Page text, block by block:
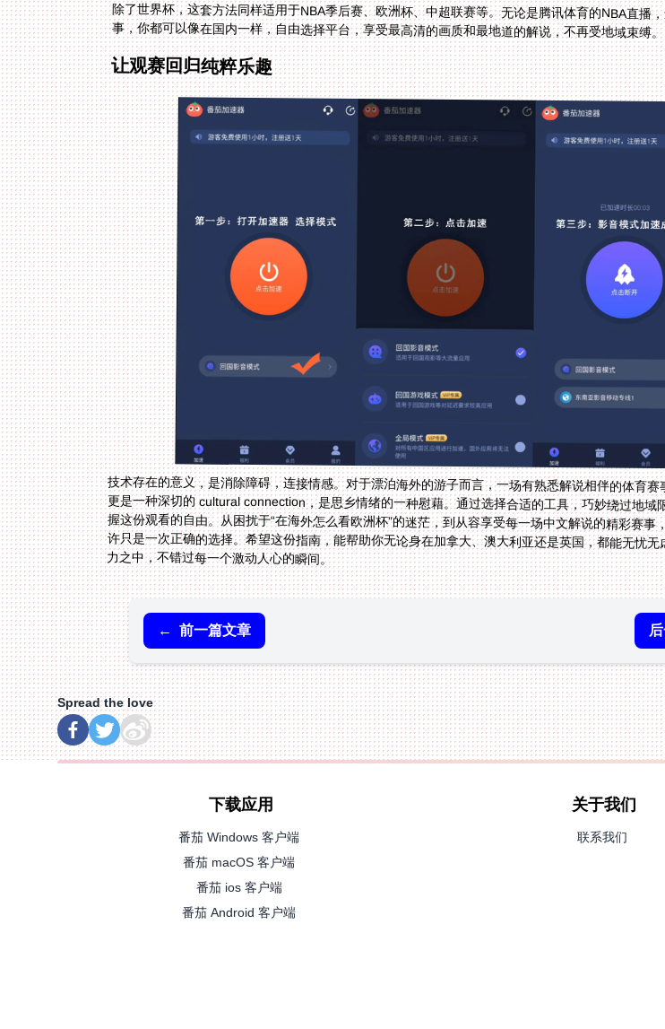
除了世界杯，这套方法同样适用于NBA季后赛、欧洲杯、中超联赛等。无论是腾讯体育的NBA直播
事，你都可以像在国内一样，自由选择平台，享受最高清的画质和最地道的解说，不再受地域束缚。
让观赛回归纯粹乐趣
技术存在的意义，是消除障碍，连接情感。对于漂泊海外的游子而言，一场有熟悉解说相伴的体育
更是一种深切的 cultural connection，是思乡情绪的一种慰藉。通过选择合适的工具，巧妙绕过地域
握这份观看的自由。从困扰于“在海外怎么看欧洲杯”的迷茫，到从容享受每一场中文解说的精彩赛
许只是一次正确的选择。希望这份指南，能帮助你无论身在加拿大、澳大利亚还是英国，都能无忧
力之中，不错过每一个激动人心的瞬间。
← 前一篇文章
Spread the love
下载应用
番茄 Windows 客户端
番茄 macOS 客户端
番茄 ios 客户端
番茄 Android 客户端
关于我们
联系我们